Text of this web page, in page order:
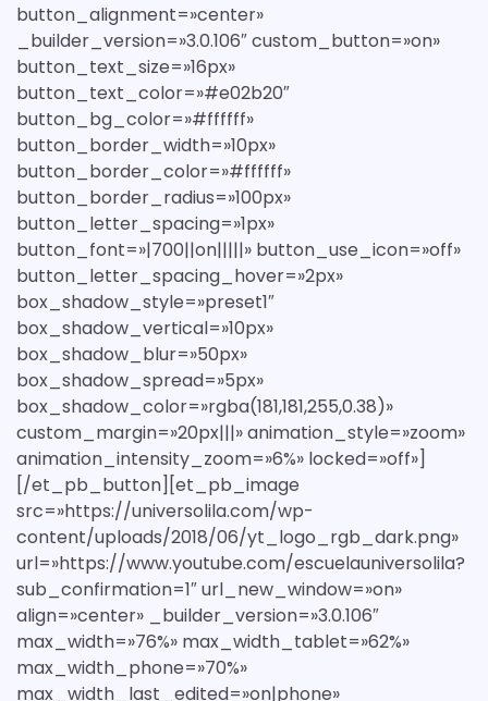
button_alignment=»center»
_builder_version=»3.0.106″ custom_button=»on»
button_text_size=»16px»
button_text_color=»#e02b20″
button_bg_color=»#ffffff»
button_border_width=»10px»
button_border_color=»#ffffff»
button_border_radius=»100px»
button_letter_spacing=»1px»
button_font=»|700||on|||||» button_use_icon=»off»
button_letter_spacing_hover=»2px»
box_shadow_style=»preset1″
box_shadow_vertical=»10px»
box_shadow_blur=»50px»
box_shadow_spread=»5px»
box_shadow_color=»rgba(181,181,255,0.38)»
custom_margin=»20px|||» animation_style=»zoom»
animation_intensity_zoom=»6%» locked=»off»]
[/et_pb_button][et_pb_image
src=»https://universolila.com/wp-
content/uploads/2018/06/yt_logo_rgb_dark.png»
url=»https://www.youtube.com/escuelauniversolila?
sub_confirmation=1″ url_new_window=»on»
align=»center» _builder_version=»3.0.106″
max_width=»76%» max_width_tablet=»62%»
max_width_phone=»70%»
max_width_last_edited=»on|phone»